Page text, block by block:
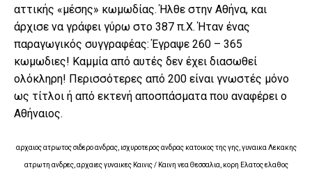
αττικής «μέσης» κωμωδίας. Ήλθε στην Αθήνα, και
άρχισε να γράφει γύρω στο 387 π.Χ. Ήταν ένας
παραγωγικός συγγραφέας: Έγραψε 260 – 365
κωμωδιες! Καμμία από αυτές δεν έχει διασωθεί
ολόκληρη! Περισσότερες από 200 είναι γνωστές μόνο
ως τίτλοι ή από εκτενή αποσπάσματα που αναφέρει ο
Αθήναιος.
αρχαιος ατρωτος σιδερο ανδρας, ισχυροτερος ανδρας κατοικος της γης, γυναικα Λεκακης
ατρωτη ανδρες, αρχαιες γυναικες Καινις / Καινη νεα Θεσσαλια, κορη Ελατος ελαθος